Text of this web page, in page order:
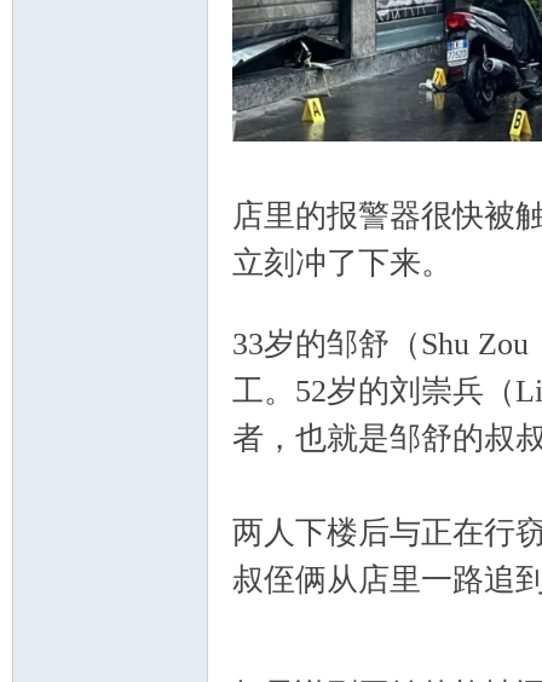
店里的报警器很快被
立刻冲了下来。
33岁的邹舒（Shu
工。52岁的刘崇兵（
者，也就是邹舒的叔
两人下楼后与正在行
叔侄俩从店里一路追